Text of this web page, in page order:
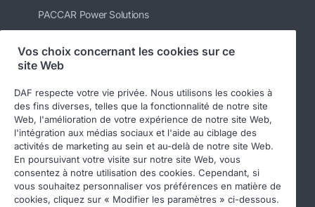
PACCAR Power Solutions
Véhicules d'occasion DAF
Boutique en ligne de pièces DAF
Vos choix concernant les cookies sur ce
site Web
DAF respecte votre vie privée. Nous utilisons les cookies à
des fins diverses, telles que la fonctionnalité de notre site
Web, l'amélioration de votre expérience de notre site Web,
l'intégration aux médias sociaux et l'aide au ciblage des
activités de marketing au sein et au-delà de notre site Web.
En poursuivant votre visite sur notre site Web, vous
consentez à notre utilisation des cookies. Cependant, si
vous souhaitez personnaliser vos préférences en matière de
cookies, cliquez sur « Modifier les paramètres » ci-dessous.